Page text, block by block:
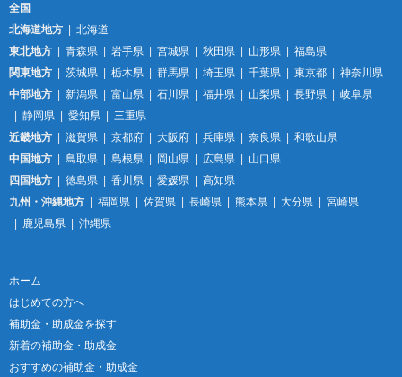
全国
北海道地方
北海道
東北地方
青森県 岩手県 宮城県 秋田県 山形県
福島県
関東地方
茨城県 栃木県 群馬県 埼玉県 千葉県 東京都
神奈川県
中部地方
新潟県 富山県 石川県 福井県 山梨県 長野県
岐阜県
静岡県
愛知県
三重県
近畿地方
滋賀県 京都府 大阪府 兵庫県 奈良県
和歌山県
中国地方
鳥取県 島根県 岡山県 広島県
山口県
四国地方
徳島県 香川県 愛媛県
高知県
九州・沖縄地方
福岡県 佐賀県 長崎県 熊本県 大分県
宮崎県
鹿児島県
沖縄県
ホーム
はじめての方へ
補助金・助成金を探す
新着の補助金・助成金
おすすめの補助金・助成金